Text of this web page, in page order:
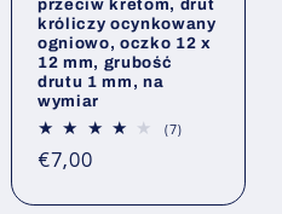
przeciw kretom, drut
króliczy ocynkowany
ogniowo, oczko 12 x
12 mm, grubość
drutu 1 mm, na
wymiar
(7)7
Cena
€7,00